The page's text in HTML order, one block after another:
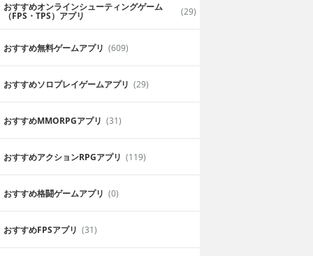
おすすめオンラインシューティングゲーム
（FPS・TPS）アプリ (29)
おすすめ無料ゲームアプリ (609)
おすすめソロプレイゲームアプリ (29)
おすすめ MMORPGアプリ (31)
おすすめアクションRPGアプリ (119)
おすすめ格闘ゲームアプリ (0)
おすすめFPSアプリ (31)